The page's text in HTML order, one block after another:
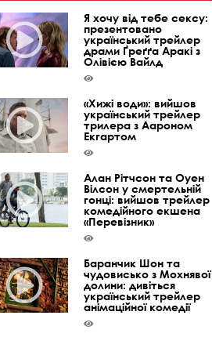
Я хочу від тебе сексу:
презентовано
український трейлер
драми Ґреґґа Аракі з
Олівією Вайлд
«Хижі води»: вийшов
український трейлер
трилера з Аароном
Екгартом
Алан Рітчсон та Оуен
Вілсон у смертельній
гонці: вийшов трейлер
комедійного екшена
«Перевізник»
Баранчик Шон та
чудовисько з Мохнявої
долини: дивіться
український трейлер
анімаційної комедії